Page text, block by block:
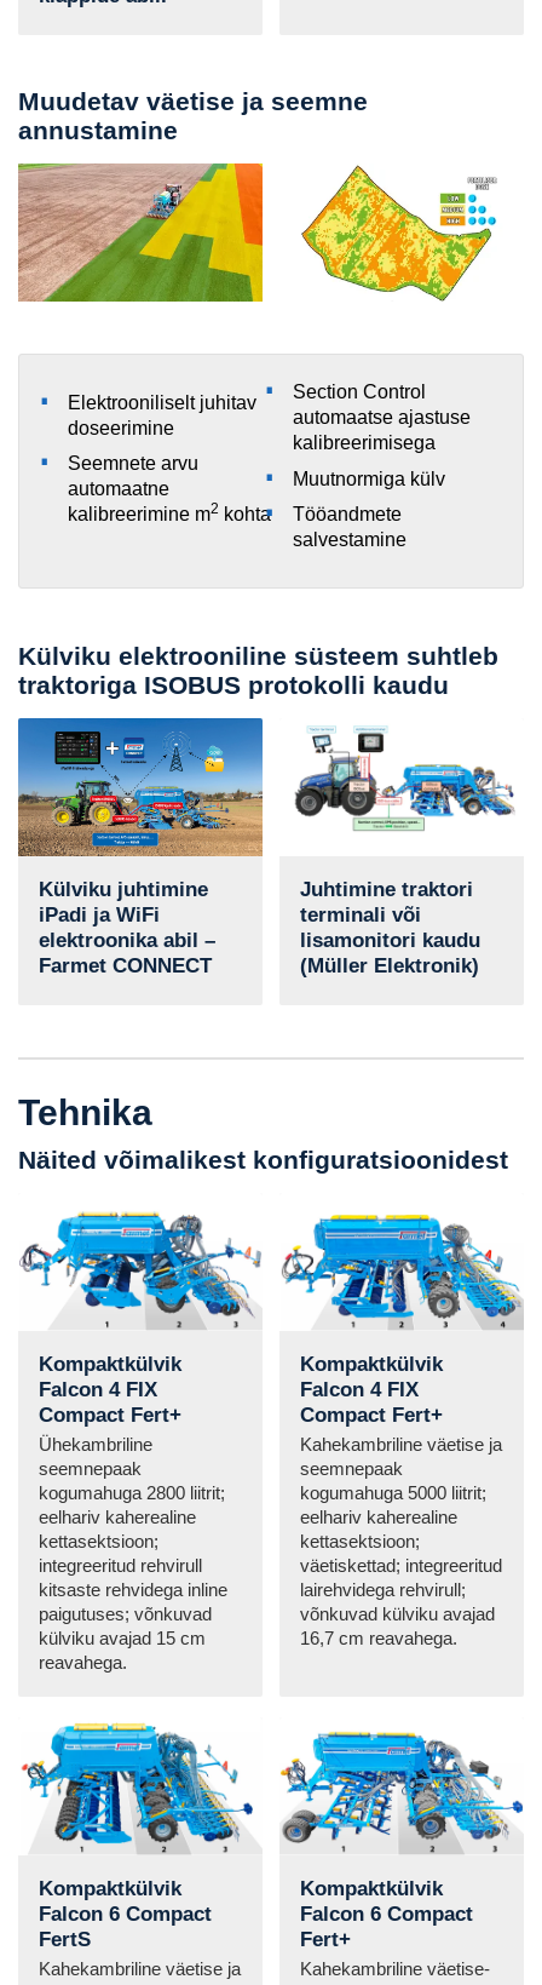
Muudetav väetise ja seemne
annustamine
Elektrooniliselt juhitav
doseerimine
Seemnete arvu
automaatne
kalibreerimine m2 kohta
Section Control
automaatse ajastuse
kalibreerimisega
Muutnormiga külv
Tööandmete
salvestamine
Külviku elektrooniline süsteem suhtleb
traktoriga ISOBUS protokolli kaudu
Külviku juhtimine
iPadi ja WiFi
elektroonika abil –
Farmet CONNECT
Juhtimine traktori
terminali või
lisamonitori kaudu
(Müller Elektronik)
Tehnika
Näited võimalikest konfiguratsioonidest
Kompaktkülvik
Falcon 4 FIX
Compact Fert+
Ühekambriline
seemnepaak
kogumahuga 2800 liitrit;
eelhariv kaherealine
kettasektsioon;
integreeritud rehvirull
kitsaste rehvidega inline
paigutuses; võnkuvad
külviku avajad 15 cm
reavahega.
Kompaktkülvik
Falcon 4 FIX
Compact Fert+
Kahekambriline väetise ja
seemnepaak
kogumahuga 5000 liitrit;
eelhariv kaherealine
kettasektsioon;
väetiskettad; integreeritud
lairehvidega rehvirull;
võnkuvad külviku avajad
16,7 cm reavahega.
Kompaktkülvik
Falcon 6 Compact
FertS
Kahekambriline väetise ja
Kompaktkülvik
Falcon 6 Compact
Fert+
Kahekambriline väetise-